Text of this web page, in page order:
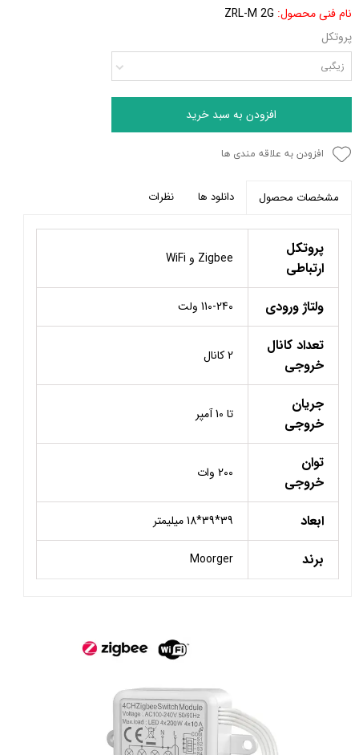
نام فنی محصول: ZRL-M 2G
پروتکل
زیگبی
افزودن به سبد خرید
افزودن به علاقه مندی ها
مشخصات محصول دانلود ها نظرات
پروتکل
ارتباطی
Zigbee و WiFi
ولتاژ ورودی 110-240 ولت
تعداد کانال
خروجی
2 کانال
جریان
خروجی
تا 10 آمپر
توان
خروجی
200 وات
ابعاد 39*39*18 میلیمتر
برند Moorger